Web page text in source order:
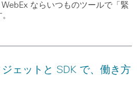
ならいつものツールで「緊
ェットと SDK で、働き方